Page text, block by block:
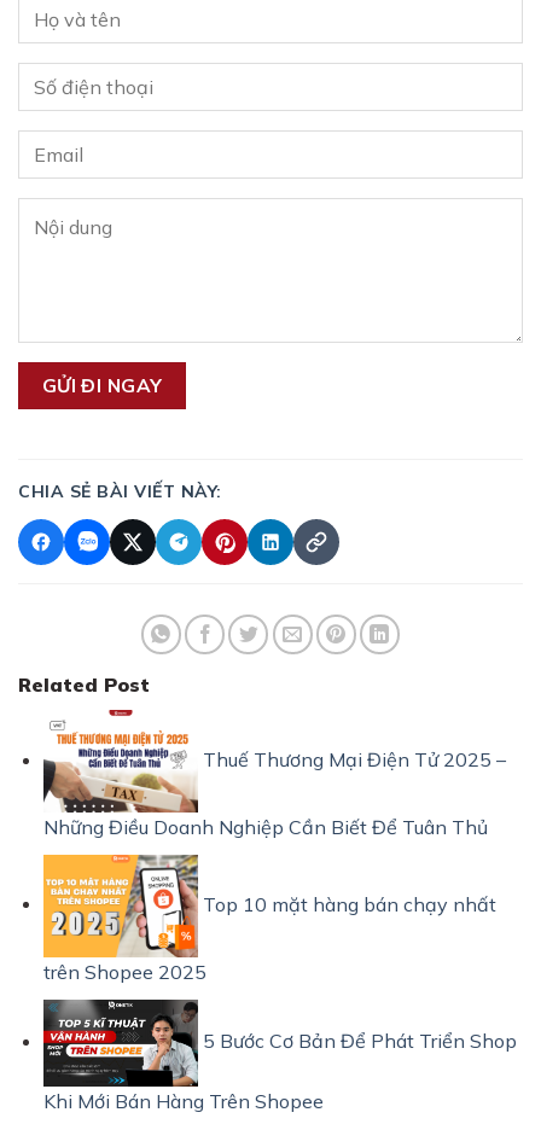
CHIA SẺ BÀI VIẾT NÀY:
Related Post
Thuế Thương Mại Điện Tử 2025 –
Những Điều Doanh Nghiệp Cần Biết Để Tuân Thủ
Top 10 mặt hàng bán chạy nhất
trên Shopee 2025
5 Bước Cơ Bản Để Phát Triển Shop
Khi Mới Bán Hàng Trên Shopee